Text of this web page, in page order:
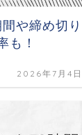
や締め切り
も！
2026年7月4日